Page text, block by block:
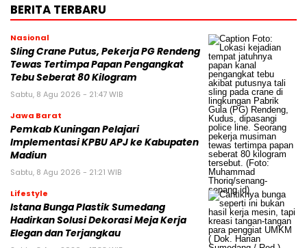
BERITA TERBARU
Nasional
Sling Crane Putus, Pekerja PG Rendeng
Tewas Tertimpa Papan Pengangkat
Tebu Seberat 80 Kilogram
Sabtu, 8 Agu 2026 - 21:47 WIB
Jawa Barat
Pemkab Kuningan Pelajari
Implementasi KPBU APJ ke Kabupaten
Madiun
Sabtu, 8 Agu 2026 - 21:21 WIB
Lifestyle
Istana Bunga Plastik Sumedang
Hadirkan Solusi Dekorasi Meja Kerja
Elegan dan Terjangkau